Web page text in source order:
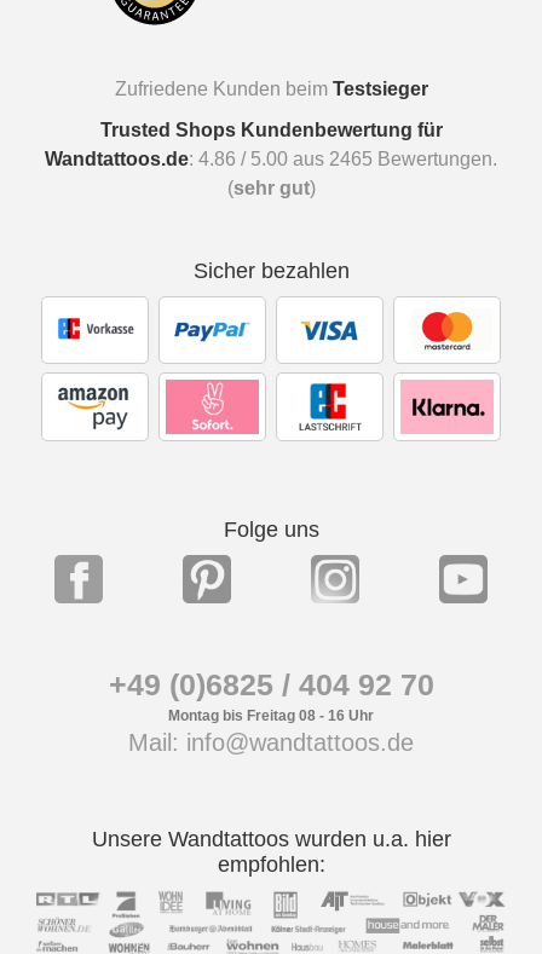
Zufriedene Kunden beim Testsieger
Trusted Shops Kundenbewertung für
Wandtattoos.de: 4.86 / 5.00 aus 2465 Bewertungen.
(sehr gut)
Sicher bezahlen
Folge uns
+49 (0)6825 / 404 92 70
Montag bis Freitag 08 - 16 Uhr
Mail: info@wandtattoos.de
Unsere Wandtattoos wurden u.a. hier
empfohlen: